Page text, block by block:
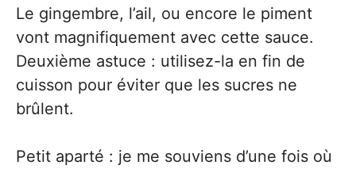
Le gingembre, l’ail, ou encore le piment
vont magnifiquement avec cette sauce.
Deuxième astuce : utilisez-la en fin de
cuisson pour éviter que les sucres ne
brûlent.
Petit aparté : je me souviens d’une fois où